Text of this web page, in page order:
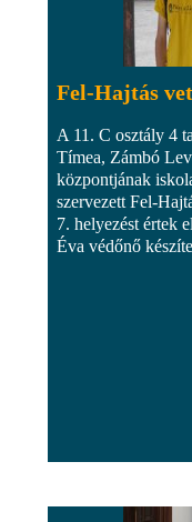
Fel-Hajtás
A 11. C osztály 4
Tímea, Zámbó
központjának
szervezett Fel-
7. helyezést értek
Éva védőnő